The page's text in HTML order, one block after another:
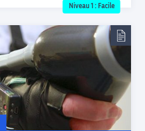
Niveau 1 : Facile